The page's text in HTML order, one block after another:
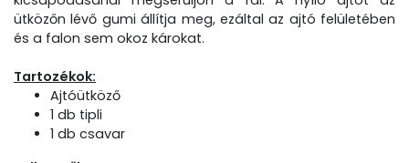
ütközőn lévő gumi állítja meg, ezáltal az ajtó felületében
és a falon sem okoz károkat.
Tartozékok:
Ajtóütköző
1 db tipli
1 db csavar